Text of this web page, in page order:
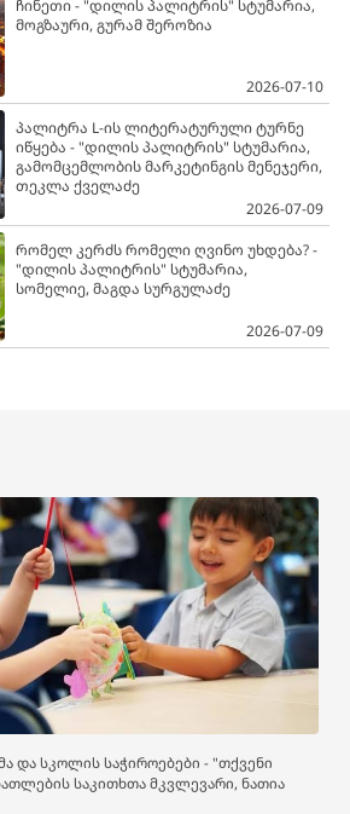
ჩინეთი - "დილის პალიტრის" სტუმარია,
მოგზაური, გურამ შეროზია
2026-07-10
პალიტრა L-ის ლიტერატურული ტურნე
იწყება - "დილის პალიტრის" სტუმარია,
გამომცემლობის მარკეტინგის მენეჯერი,
თეკლა ქველაძე
2026-07-09
რომელ კერძს რომელი ღვინო უხდება? -
"დილის პალიტრის" სტუმარია,
სომელიე, მაგდა სურგულაძე
2026-07-09
და სკოლის საჭიროებები - "თქვენი
საკითხთა მკვლევარი, ნათია